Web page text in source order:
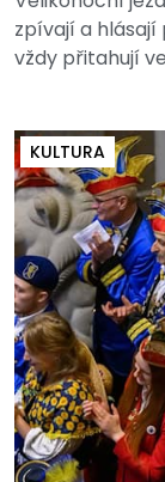
zpívají a
vždy přitahují
KULTURA